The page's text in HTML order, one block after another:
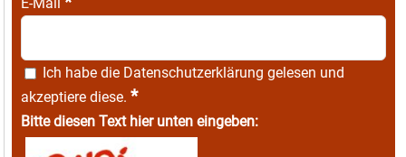
Ich habe die Datenschutzerklärung gelesen und
akzeptiere diese. *
Bitte diesen Text hier unten eingeben: